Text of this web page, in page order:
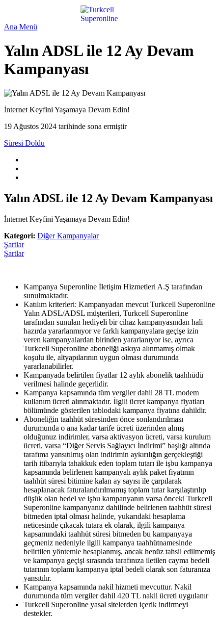
Ana Menü
Yalın ADSL ile 12 Ay Devam
Kampanyası
İnternet Keyfini Yaşamaya Devam Edin!
19 Ağustos 2024 tarihinde sona ermiştir
Süresi Doldu
Yalın ADSL ile 12 Ay Devam Kampanyası
İnternet Keyfini Yaşamaya Devam Edin!
Kategori: Diğer Kampanyalar
Şartlar
Şartlar
Kampanya Superonline İletişim Hizmetleri A.Ş tarafından
sunulmaktadır.
Katılım kriterleri: Kampanyadan mevcut Turkcell Superonline
Yalın ADSL/ADSL müşterileri, Turkcell Superonline
tarafından sunulan hediyeli bir cihaz kampanyasından hali
hazırda yararlanmıyor ve farklı kampanyalara geçişe izin
veren kampanyalardan birinden yararlanıyor ise, ayrıca
Turkcell Superonline aboneliği askıya alınmamış olmak
koşulu ile, altyapılarının uygun olması durumunda
yararlanabilirler.
Kampanyada belirtilen fiyatlar 12 aylık abonelik taahhüdü
verilmesi halinde geçerlidir.
Kampanya kapsamında tüm vergiler dahil 28 TL modem
kullanım ücreti alınmaktadır. İlgili ücret kampanya fiyatları
bölümünde gösterilen tablodaki kampanya fiyatına dahildir.
Aboneliğin taahhüt süresinden önce sonlandırılması
durumunda o ana kadar tarife ücreti üzerinden almış
olduğunuz indirimler, varsa aktivasyon ücreti, varsa kurulum
ücreti, varsa “Diğer Servis Sağlayıcı İndirimi” başlığı altında
tarafıma yansıtılmış olan indirimin aykırılığın gerçekleştiği
tarih itibarıyla tahakkuk eden toplam tutarı ile işbu kampanya
kapsamında belirlenen kampanyalı aylık paket fiyatının
taahhüt süresi bitimine kalan ay sayısı ile çarpılarak
hesaplanacak faturalandırılmamış toplam tutar karşılaştırılıp
düşük olan bedel ve işbu kampanyanın varsa önceki Turkcell
Superonline kampanyanız dahilinde belirlenen taahhüt süresi
bitmeden iptal olması halinde, yukarıdaki hesaplama
neticesinde çıkacak tutara ek olarak, ilgili kampanya
kapsamındaki taahhüt süresi bitmeden bu kampanyaya
geçmeniz nedeniyle ilgili kampanya taahhütnamesinde
belirtilen yöntemle hesaplanmış, ancak henüz tahsil edilmemiş
ve kampanya geçişi sırasında tarafınıza iletilen cayma bedeli
tutarının toplamı kampanya iptal bedeli olarak son faturanıza
yansıtılır.
Kampanya kapsamında nakil hizmeti mevcuttur. Nakil
durumunda tüm vergiler dahil 420 TL nakil ücreti uygulanır
Turkcell Superonline yasal sitelerden içerik indirmeyi
destekler.